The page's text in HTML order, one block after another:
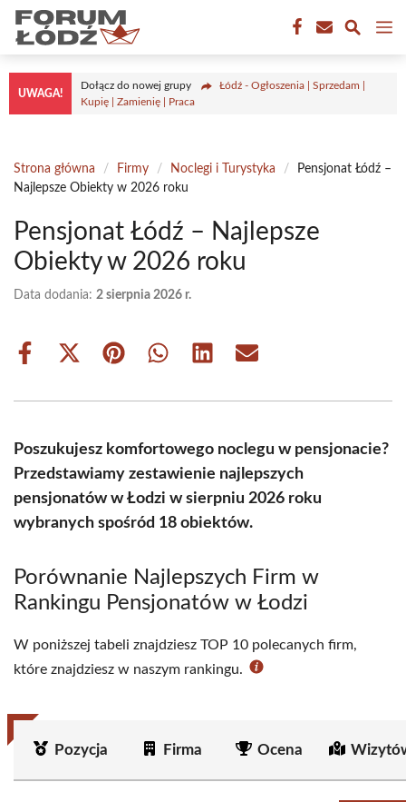
Przejdź
treści
UWAGA!
Dołącz do nowej grupy
Łódź - Ogłoszenia | Sprzedam |
Kupię | Zamienię | Praca
Strona główna / Firmy / Noclegi i Turystyka /
Pensjonat Łódź –
Najlepsze Obiekty w 2026 roku
Pensjonat Łódź – Najlepsze
Obiekty w 2026 roku
Data dodania: 2 sierpnia 2026 r.
Share
Share
(Twitter)
Share Share Share Share
Poszukujesz komfortowego noclegu w pensjonacie?
Przedstawiamy zestawienie najlepszych
pensjonatów w Łodzi w sierpniu 2026 roku
wybranych spośród 18 obiektów.
Porównanie Najlepszych Firm w
Rankingu Pensjonatów w Łodzi
W poniższej tabeli znajdziesz TOP 10 polecanych firm,
które znajdziesz w naszym rankingu.
Pozycja Firma Ocena